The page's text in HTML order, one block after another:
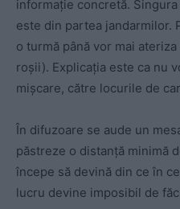
informație concretă.
este din partea jandarmilor.
o turmă până vor mai
roșii). Explicația este ca nu
mișcare, către locurile de
În difuzoare se aude un
păstreze o distanță minimă
începe să devină din ce în
lucru devine imposibil de